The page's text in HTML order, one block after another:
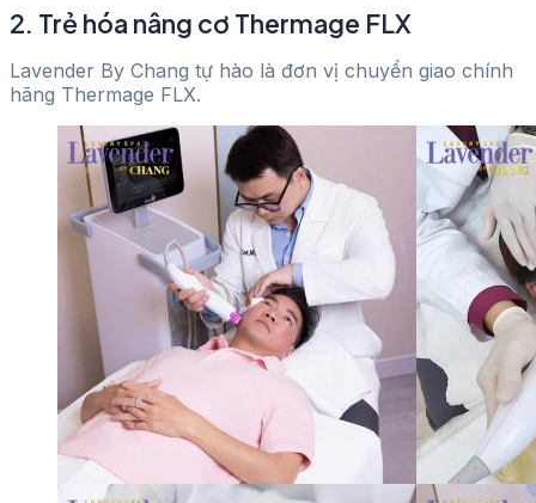
2. Trẻ hóa nâng cơ Thermage FLX
Lavender By Chang tự hào là đơn vị chuyển giao chính
hãng Thermage FLX.